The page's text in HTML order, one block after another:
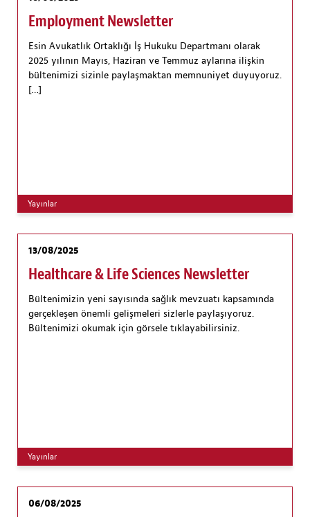
Employment Newsletter
Esin Avukatlık Ortaklığı İş Hukuku Departmanı olarak
2025 yılının Mayıs, Haziran ve Temmuz aylarına ilişkin
bültenimizi sizinle paylaşmaktan memnuniyet duyuyoruz.
[…]
Yayınlar
13/08/2025
Healthcare & Life Sciences Newsletter
Bültenimizin yeni sayısında sağlık mevzuatı kapsamında
gerçekleşen önemli gelişmeleri sizlerle paylaşıyoruz.
Bültenimizi okumak için görsele tıklayabilirsiniz.
Yayınlar
06/08/2025